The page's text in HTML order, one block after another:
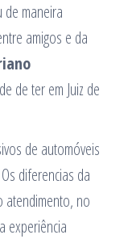
maneira
amigos e da
de ter em Juiz de
de automóveis
diferencias da
atendimento, no
experiência